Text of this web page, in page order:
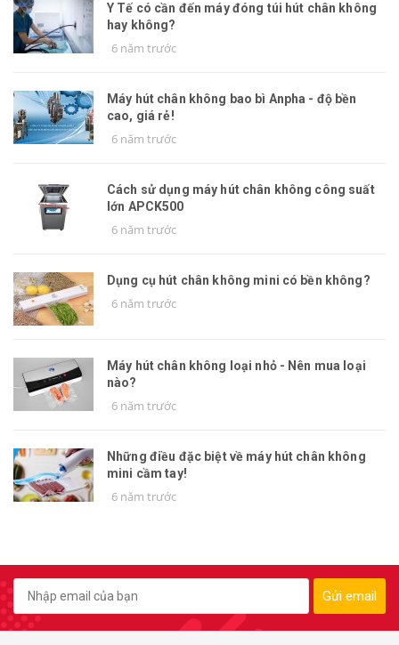
Y Tế có cần đến máy đóng túi hút chân không
hay không?
6 năm trước
Máy hút chân không bao bì Anpha - độ bền
cao, giá rẻ!
6 năm trước
Cách sử dụng máy hút chân không công suất
lớn APCK500
6 năm trước
Dụng cụ hút chân không mini có bền không?
6 năm trước
Máy hút chân không loại nhỏ - Nên mua loại
nào?
6 năm trước
Những điều đặc biệt về máy hút chân không
mini cầm tay!
6 năm trước
Gửi email